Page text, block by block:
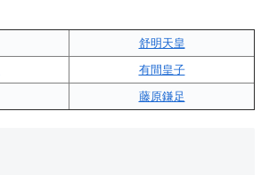
舒明天皇
有間皇子
藤原鎌足